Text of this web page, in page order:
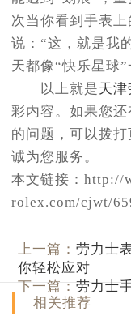
次当你看到手表
说：“这，就是我
天都像“快乐星球
以上就是天
彩内容。如果您
的问题，可以拨
诚为您服务。
本文链接：http://
rolex.com/cjwt/
上一篇：劳力士
你轻松应对
下一篇：劳力士
相关推荐